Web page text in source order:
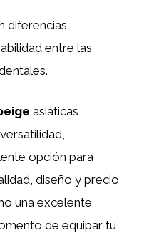
diferencias
entre las
asiáticas
opción para
diseño y precio
una excelente
de equipar tu